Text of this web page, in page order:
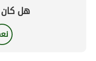
هل كان